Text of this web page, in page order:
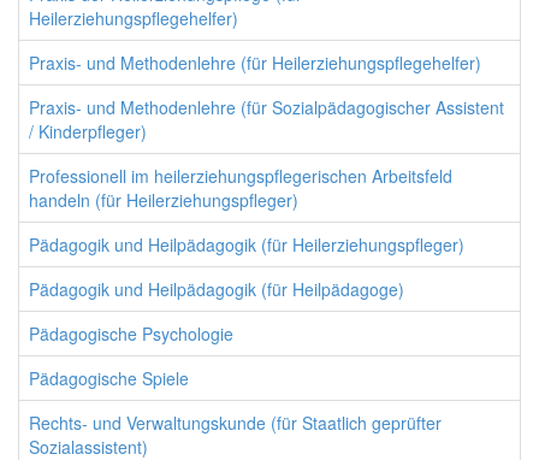
Heilerziehungspflegehelfer)
Praxis- und Methodenlehre (für Heilerziehungspflegehelfer)
Praxis- und Methodenlehre (für Sozialpädagogischer Assistent
/ Kinderpfleger)
Professionell im heilerziehungspflegerischen Arbeitsfeld
handeln (für Heilerziehungspfleger)
Pädagogik und Heilpädagogik (für Heilerziehungspfleger)
Pädagogik und Heilpädagogik (für Heilpädagoge)
Pädagogische Psychologie
Pädagogische Spiele
Rechts- und Verwaltungskunde (für Staatlich geprüfter
Sozialassistent)